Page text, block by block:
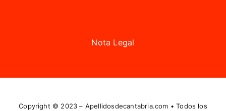
Nota Legal
Copyright © 2023 – Apellidosdecantabria.com • Todos los